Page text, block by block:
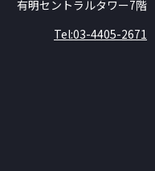
有明セントラルタワー7階
Tel:03-4405-2671